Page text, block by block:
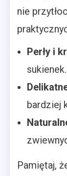
nie
Perły i
sukienek.
bardziej
Pamiętaj,